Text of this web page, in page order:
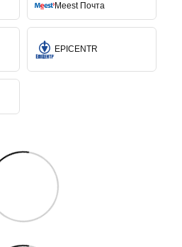
Meest Почта
EPICENTR